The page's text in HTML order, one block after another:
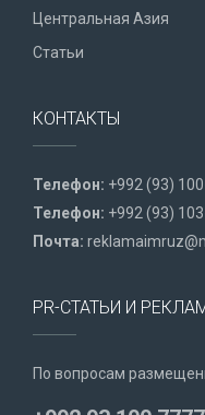
Центральная Азия
Статьи
КОНТАКТЫ
Телефон: +992 (93)
Телефон: +992 (93)
Почта:
PR-СТАТЬИ И
По вопросам